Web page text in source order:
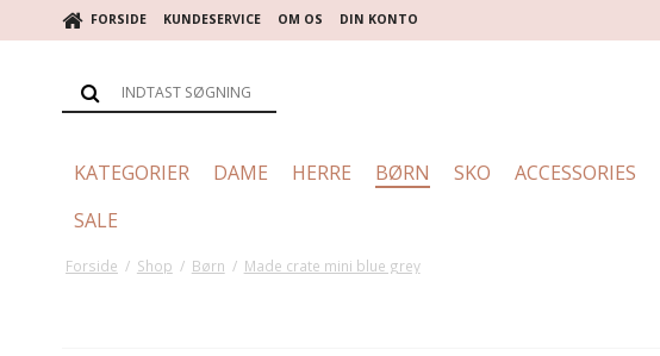
FORSIDE KUNDESERVICE OM OS DIN KONTO
KATEGORIER DAME HERRE BØRN SKO ACCESSORIES
SALE
Forside / Shop / Børn / Made crate mini blue grey